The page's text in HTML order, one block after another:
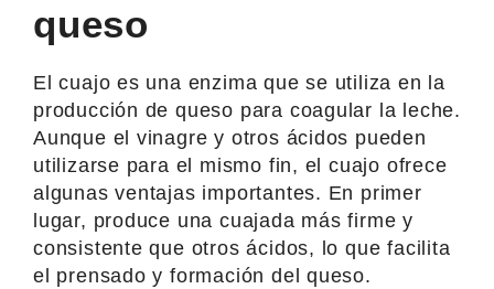
queso
El cuajo es una enzima que se utiliza en la
producción de queso para coagular la leche.
Aunque el vinagre y otros ácidos pueden
utilizarse para el mismo fin, el cuajo ofrece
algunas ventajas importantes. En primer
lugar, produce una cuajada más firme y
consistente que otros ácidos, lo que facilita
el prensado y formación del queso.